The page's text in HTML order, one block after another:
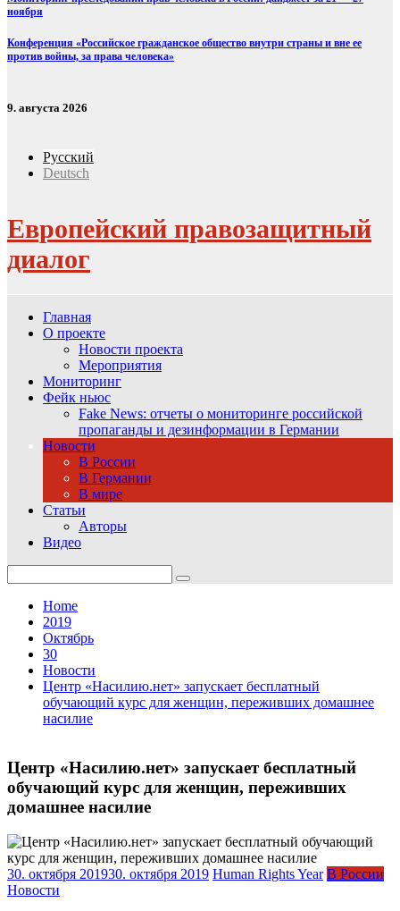
ноября
Конференция «Российское гражданское общество внутри страны и вне ее
против войны, за права человека»
9. августа 2026
Русский
Deutsch
Европейский правозащитный
диалог
Главная
О проекте
Новости проекта
Мероприятия
Мониторинг
Фейк ньюс
Fake News: отчеты о мониторинге российской
пропаганды и дезинформации в Германии
Новости
В России
В Германии
В мире
Статьи
Авторы
Видео
for:
Home
2019
Октябрь
30
Новости
Центр «Насилию.нет» запускает бесплатный
обучающий курс для женщин, переживших домашнее
насилие
Центр «Насилию.нет» запускает бесплатный
обучающий курс для женщин, переживших
домашнее насилие
30. октября 201930. октября 2019 Human Rights Year В России
Новости